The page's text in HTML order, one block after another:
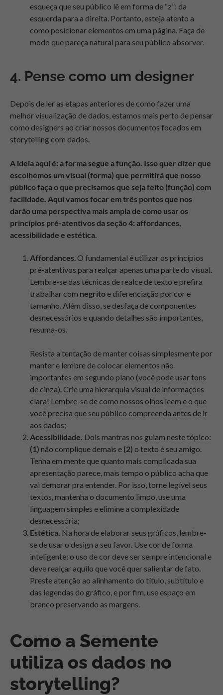
esqueça que seu público lê em forma de “z”: da
esquerda para a direita. Portanto, esteja atento a
como posicionar elementos em uma página. Faça de
modo que pareça natural para seu público absorver.
4. Pense como um designer
Depois de ler as etapas anteriores de como fazer uma
melhor visualização de dados, estamos mais perto de pensar
como designers ao criar nossos documentos focados em
storytelling com dados.
A ideia aqui é: a forma segue a função. Isso quer dizer que
escolhemos um visual (forma) que permitirá que nosso
público faça o que precisamos que seja feito (função) com
facilidade. Aqui vamos focar em três pontos que nos
darão uma perspectiva mais ampla de como usar os
princípios pré-atentivos da seção 4: affordances,
acessibilidade e estética.
Affordances. O fundamental é utilizar os princípios
pré-atentivos para realçar apenas uma parte do visual.
Lembre-se das técnicas de realce de texto eprefira
trabalhar com negrito e diferenciação por cor e
tamanho. Além disso, se desfaça de componentes
desnecessários e quando detalhes são importantes,
resuma-os.
Resista a tentação de manter coisas simplesmente por
manter e lembre de colocar elementos não
importantes em segundo plano (você pode usar tons
de cinza). Crie uma hierarquia visual de informações
clara! Lembre-se de como nossos olhos leem e o que
você precisa que seu público compreenda antes de ir
aos dados;
Acessibilidade. Dois mantras nos guiam neste tópico:
(1) não complique demais e (2) o texto é seu amigo.
Tenha em mente que quanto mais complicada sua
apresentação parece, mais tempo o público acha que
vai demorar pra entender. Por isso, torne legível seus
textos, mantenha o documento limpo, use uma
linguagem simples e elimine a complexidade
desnecessária;
Estética. Na hora de elaborar seus gráficos, lembre-
se de usar o design a seu favor. Use cor de forma
inteligente: o uso de cor deve ser sempre intencional e
deve realçar aquilo que você quer salientar de fato.
Preste atenção ao alinhamento do título, subtítulo e
das legendas do gráfico, e por fim, use espaço em
branco preservando as margens.
Como a Semente
utiliza os dados no
storytelling?